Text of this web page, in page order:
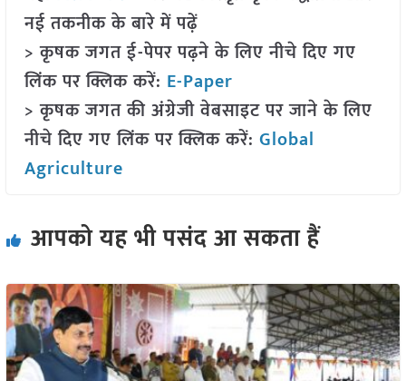
नई तकनीक के बारे में पढ़ें
> कृषक जगत ई-पेपर पढ़ने के लिए नीचे दिए गए
लिंक पर क्लिक करें: E-Paper
> कृषक जगत की अंग्रेजी वेबसाइट पर जाने के लिए
नीचे दिए गए लिंक पर क्लिक करें: Global
Agriculture
आपको यह भी पसंद आ सकता हैं